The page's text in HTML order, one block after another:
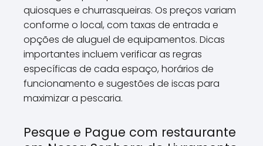
quiosques e churrasqueiras. Os preços variam
conforme o local, com taxas de entrada e
opções de aluguel de equipamentos. Dicas
importantes incluem verificar as regras
específicas de cada espaço, horários de
funcionamento e sugestões de iscas para
maximizar a pescaria.
Pesque e Pague com restaurante